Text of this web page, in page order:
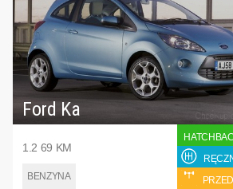
Ford Ka
1.2 69 KM
BENZYNA